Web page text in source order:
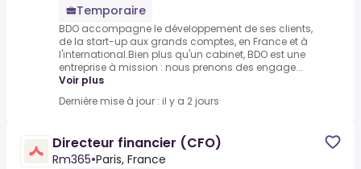
Temporaire
BDO accompagne le développement de ses clients,
de la start-up aux grands comptes, en France et à
l'international.Bien plus qu'un cabinet, BDO est une
entreprise à mission : nous prenons des engage...
Voir plus
Dernière mise à jour : il y a 2 jours
Directeur financier (CFO)
Rm365•Paris, France